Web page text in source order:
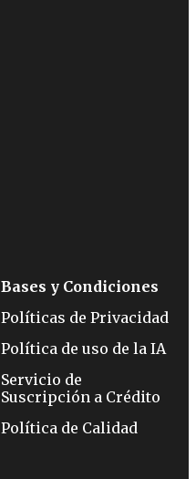
Bases y Condiciones
Políticas de Privacidad
Política de uso de la IA
Servicio de
Suscripción a Crédito
Política de Calidad